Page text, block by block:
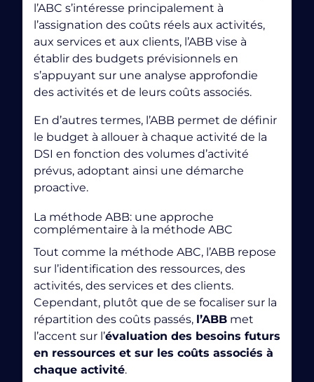
l’ABC s’intéresse principalement à
l’assignation des coûts réels aux activités,
aux services et aux clients, l’ABB vise à
établir des budgets prévisionnels en
s’appuyant sur une analyse approfondie
des activités et de leurs coûts associés.
En d’autres termes, l’ABB permet de définir
le budget à allouer à chaque activité de la
DSI en fonction des volumes d’activité
prévus, adoptant ainsi une démarche
proactive.
La méthode ABB: une approche
complémentaire à la méthode ABC
Tout comme la méthode ABC, l’ABB repose
sur l’identification des ressources, des
activités, des services et des clients.
Cependant, plutôt que de se focaliser sur la
répartition des coûts passés, l’ABB met
l’accent sur l’évaluation des besoins futurs
en ressources et sur les coûts associés à
chaque activité.
Changement:Les projets sont généralement
conçus pour générer un changement.
Temporaire:Un projet a un début et une fin
définis.
Interfonctionnel:Un projet implique des équipes
venantes de différents domaines d’expertise au
sein de l’organisation.
Unique:Chaque projet est distinct des activités
habituelles de l’organisation.
Incertitude:
risques et d’opportunités que l’activité habituelle
de l’organisation.
Un projet a un début et une fin clairement définis
dans le temps. Il est également géré comme
entité avec ses propres objectifs et activités
spécifiques, permettant ainsi lalivraison d’un produit
ou d’un service unique. Par exemple, un produit
manufacturé ou un système intégré au sein d’une
entreprise.
Donc, avant de choisir vos outils et méthodes de
seulement dans le prompt que le Deep Learning